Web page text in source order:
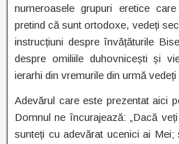
numeroasele grupuri eretice
pretind că sunt ortodoxe, vedeți
instrucțiuni despre învățăturile
despre omiliile duhovnicești și
ierarhi din vremurile din urmă
Adevărul care este prezentat aici
Domnul ne încurajează: „Dacă
sunteți cu adevărat ucenici ai Mei;